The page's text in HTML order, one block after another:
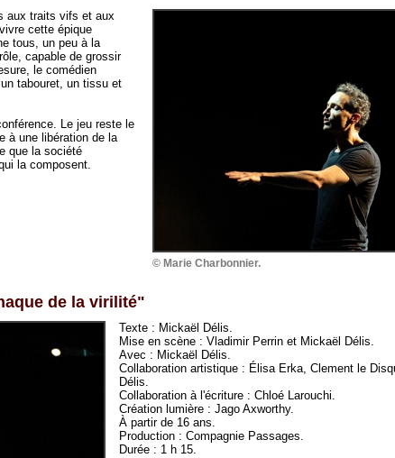
© Marie Charbonnier.
aux traits vifs et aux
cette épique
tous, un peu à la
capable de grossir
le comédien
tabouret, un tissu et
Le jeu reste le
à une libération de la
que la société
la composent.
de la virilité"
Texte : Mickaël Délis.
Mise en scène : Vladimir Perrin et Mickaël Délis.
Avec : Mickaël Délis.
Collaboration artistique : Élisa Erka, Clement le
Délis.
Collaboration à l'écriture : Chloé Larouchi.
Création lumière : Jago Axworthy.
À partir de 16 ans.
Production : Compagnie Passages.
Durée : 1 h 15.